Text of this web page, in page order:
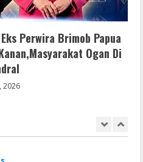
Perwira Brimob Papua
Ogan Di
2026
2026 BRRip UHD DDP5.1
Magnet
2026